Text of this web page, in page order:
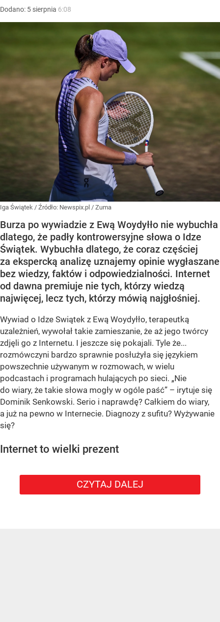
Dodano: 5 sierpnia 6:08
Iga Świątek / Źródło: Newspix.pl / Zuma
Burza po wywiadzie z Ewą Woydyłło nie wybuchła
dlatego, że padły kontrowersyjne słowa o Idze
Świątek. Wybuchła dlatego, że coraz częściej
za ekspercką analizę uznajemy opinie wygłaszane
bez wiedzy, faktów i odpowiedzialności. Internet
od dawna premiuje nie tych, którzy wiedzą
najwięcej, lecz tych, którzy mówią najgłośniej.
Wywiad o Idze Swiątek z Ewą Woydyłło, terapeutką
uzależnień, wywołał takie zamieszanie, że aż jego twórcy
zdjęli go z Internetu. I jeszcze się pokajali. Tyle że...
rozmówczyni bardzo sprawnie posłużyła się językiem
powszechnie używanym w rozmowach, w wielu
podcastach i programach hulających po sieci. „Nie
do wiary, że takie słowa mogły w ogóle paść” – irytuje się
Dominik Senkowski. Serio i naprawdę? Całkiem do wiary,
a już na pewno w Internecie. Diagnozy z sufitu? Wyżywanie
się?
Internet to wielki prezent
CZYTAJ DALEJ